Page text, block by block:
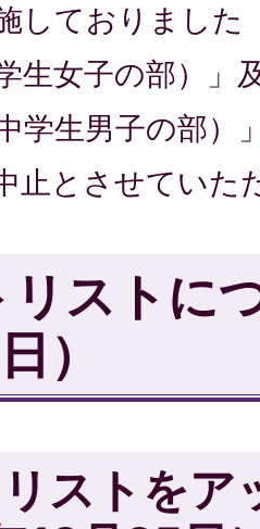
しておりました
生女子の部）」
学生男子の部）
止とさせていた
リストに
）
ストをア